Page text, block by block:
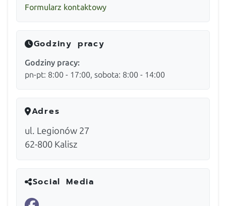
Formularz kontaktowy
Godziny pracy
Godziny pracy:
pn-pt: 8:00 - 17:00, sobota: 8:00 - 14:00
Adres
ul. Legionów 27
62-800 Kalisz
Social Media